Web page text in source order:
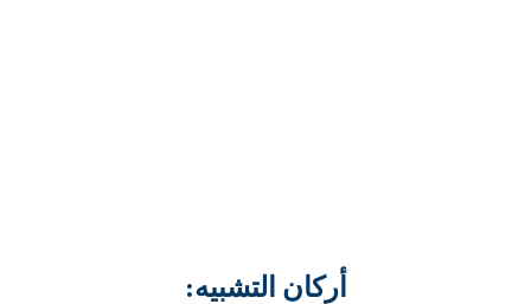
أركان التشبيه: